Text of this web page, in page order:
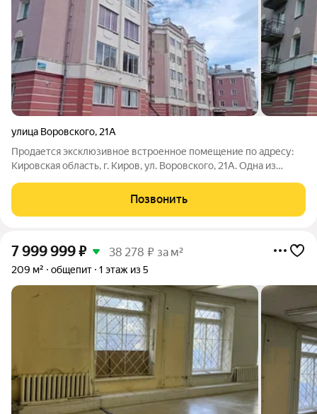
улица Воровского, 21А
Продается эксклюзивное встроенное помещение по адресу:
Кировская область, г. Киров, ул. Воровского, 21А. Одна из
пересечения улиц Воровского и Владимирской (Карла Маркса).
Это универсальное офисное
Позвонить
7 999 999₽ 38 278 ₽ за м²
209 м² общепит 1 этаж из 5